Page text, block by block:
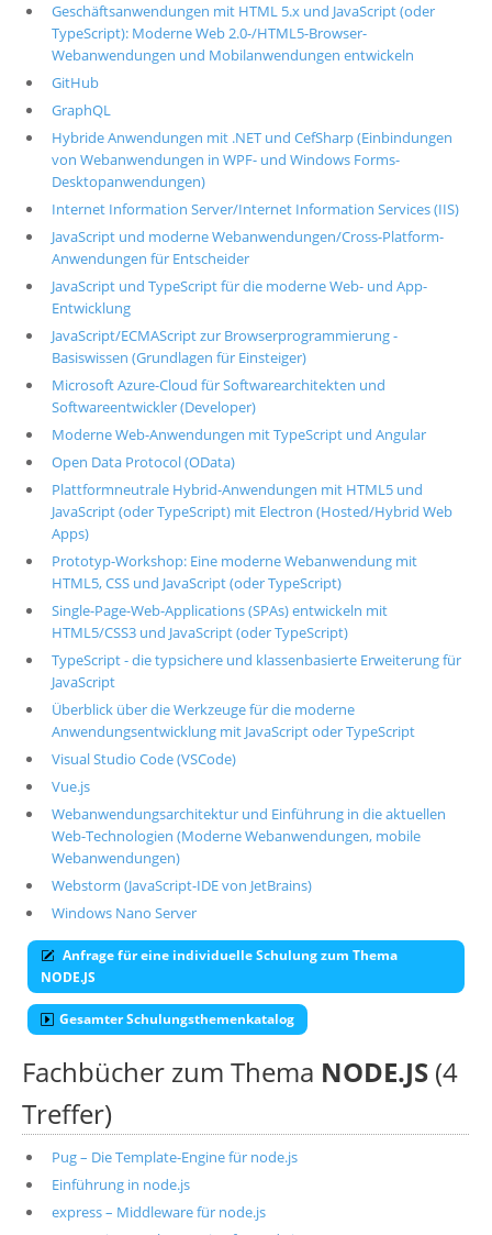
Geschäftsanwendungen mit HTML 5.x und JavaScript (oder
TypeScript): Moderne Web 2.0-/HTML5-Browser-
Webanwendungen und Mobilanwendungen entwickeln
GitHub
GraphQL
Hybride Anwendungen mit .NET und CefSharp (Einbindungen
von Webanwendungen in WPF- und Windows Forms-
Desktopanwendungen)
Internet Information Server/Internet Information Services (IIS)
JavaScript und moderne Webanwendungen/Cross-Platform-
Anwendungen für Entscheider
JavaScript und TypeScript für die moderne Web- und App-
Entwicklung
JavaScript/ECMAScript zur Browserprogrammierung -
Basiswissen (Grundlagen für Einsteiger)
Microsoft Azure-Cloud für Softwarearchitekten und
Softwareentwickler (Developer)
Moderne Web-Anwendungen mit TypeScript und Angular
Open Data Protocol (OData)
Plattformneutrale Hybrid-Anwendungen mit HTML5 und
JavaScript (oder TypeScript) mit Electron (Hosted/Hybrid Web
Apps)
Prototyp-Workshop: Eine moderne Webanwendung mit
HTML5, CSS und JavaScript (oder TypeScript)
Single-Page-Web-Applications (SPAs) entwickeln mit
HTML5/CSS3 und JavaScript (oder TypeScript)
TypeScript - die typsichere und klassenbasierte Erweiterung für
JavaScript
Überblick über die Werkzeuge für die moderne
Anwendungsentwicklung mit JavaScript oder TypeScript
Visual Studio Code (VSCode)
Vue.js
Webanwendungsarchitektur und Einführung in die aktuellen
Web-Technologien (Moderne Webanwendungen, mobile
Webanwendungen)
Webstorm (JavaScript-IDE von JetBrains)
Windows Nano Server
Anfrage für eine individuelle Schulung zum Thema
NODE.JS
Gesamter Schulungsthemenkatalog
Fachbücher zum Thema NODE.JS (4
Treffer)
Pug – Die Template-Engine für node.js
Einführung in node.js
express – Middleware für node.js